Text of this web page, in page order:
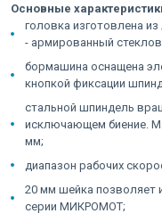
Основные
головка изготовлена
- армированный
бормашина оснащена
кнопкой фиксации
стальной шпиндель
исключающем биение.
мм;
диапазон рабочих
20 мм шейка позволяет
серии МИКРОМОТ;